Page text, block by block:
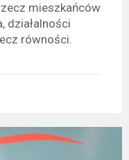
mieszkańców
działalności
równości.